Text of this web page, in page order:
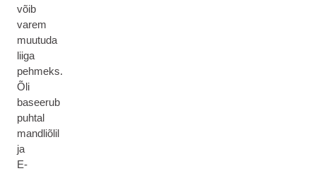
võib
varem
muutuda
liiga
pehmeks.
Õli
baseerub
puhtal
mandliõlil
ja
E-